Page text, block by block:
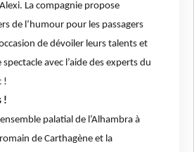
La compagnie propose
de l’humour pour les passagers
de dévoiler leurs talents et
avec l’aide des experts du
!
!
palatial de l’Alhambra à
de Carthagène et la